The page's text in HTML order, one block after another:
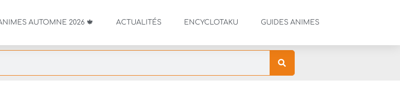
AUTOMNE 2026 🍁 ACTUALITÉS ENCYCLOTAKU GUIDES ANIMES